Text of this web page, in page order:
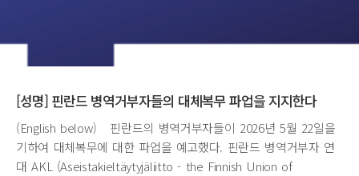
[성명] 핀란드 병역거부자들의 대체복무 파업을 지지한다
(English below) 핀란드의 병역거부자들이 2026년 5월 22일을
기하여 대체복무에 대한 파업을 예고했다. 핀란드 병역거부자 연
대 AKL (Aseistakieltäytyjäliitto - the Finnish Union of